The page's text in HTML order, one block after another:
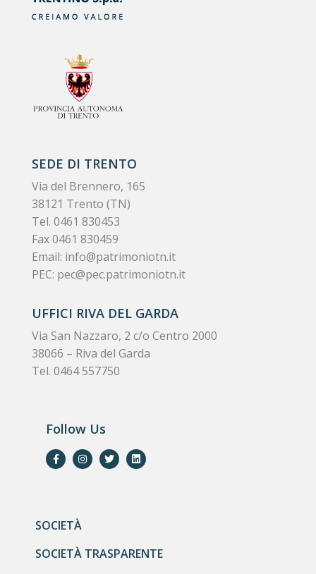
SEDE DI TRENTO
Via del Brennero, 165
38121 Trento (TN)
Tel. 0461 830453
Fax 0461 830459
Email: info@patrimoniotn.it
PEC: pec@pec.patrimoniotn.it
UFFICI RIVA DEL GARDA
Via San Nazzaro, 2 c/o Centro 2000
38066 – Riva del Garda
Tel. 0464 557750
Follow Us
SOCIETÀ
SOCIETÀ TRASPARENTE